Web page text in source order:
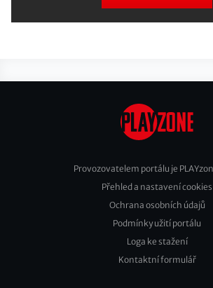
Footer
Provozovatelem portálu je
Přehled a nastavení cookies
Ochrana osobních údajů
Podmínky užití portálu
Loga ke stažení
Kontaktní formulář